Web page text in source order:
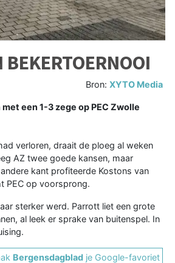
Bron:XYTO Media
een 1-3 zege op PEC Zwolle
verloren, draait de ploeg al weken
AZ twee goede kansen, maar
kant profiteerde Kostons van
PEC op voorsprong.
sterker werd. Parrott liet een grote
al leek er sprake van buitenspel. In
Bergensdagblad je Google-favoriet